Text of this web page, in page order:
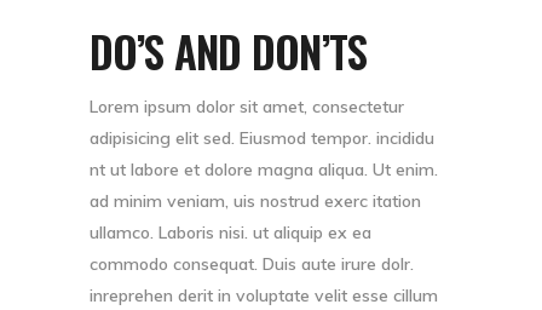
DO’S AND DON’TS
Lorem ipsum dolor sit amet, consectetur
adipisicing elit sed. Eiusmod tempor. incididu
nt ut labore et dolore magna aliqua. Ut enim.
ad minim veniam, uis nostrud exerc itation
ullamco. Laboris nisi. ut aliquip ex ea
commodo consequat. Duis aute irure dolr.
inreprehen derit in voluptate velit esse cillum